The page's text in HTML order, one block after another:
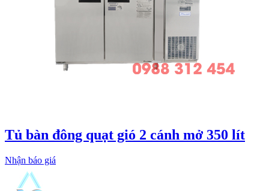
Tủ bàn đông quạt gió 2 cánh mở 350 lít
Nhận báo giá